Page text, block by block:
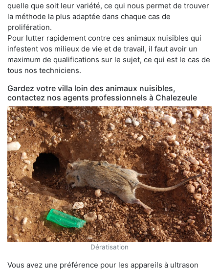
quelle que soit leur variété, ce qui nous permet de trouver
la méthode la plus adaptée dans chaque cas de
prolifération.
Pour lutter rapidement contre ces animaux nuisibles qui
infestent vos milieux de vie et de travail, il faut avoir un
maximum de qualifications sur le sujet, ce qui est le cas de
tous nos techniciens.
Gardez votre villa loin des animaux nuisibles,
contactez nos agents professionnels à Chalezeule
Dératisation
Vous avez une préférence pour les appareils à ultrason